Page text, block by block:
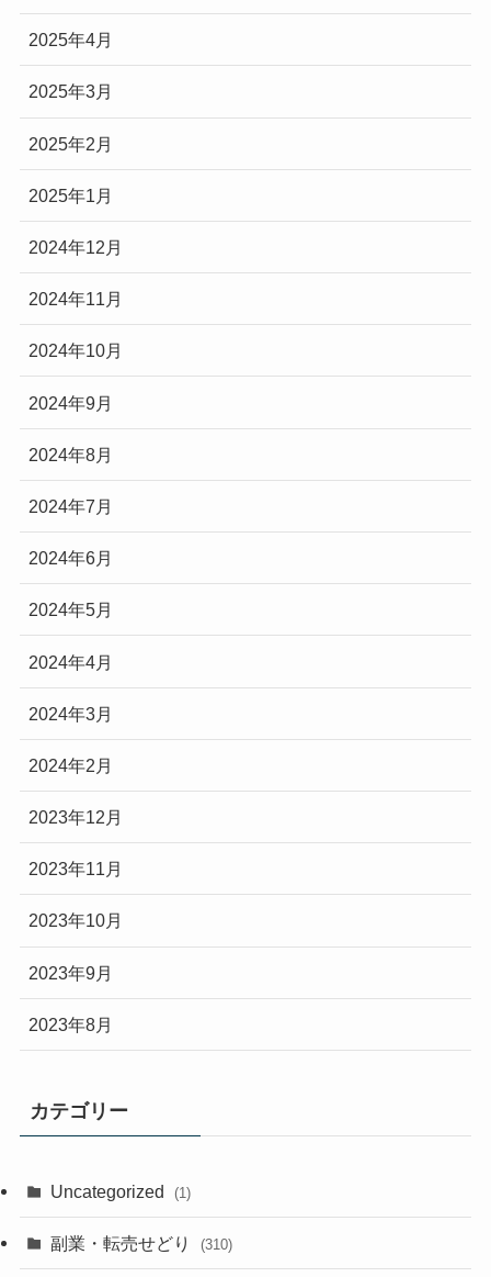
2025年4月
2025年3月
2025年2月
2025年1月
2024年12月
2024年11月
2024年10月
2024年9月
2024年8月
2024年7月
2024年6月
2024年5月
2024年4月
2024年3月
2024年2月
2023年12月
2023年11月
2023年10月
2023年9月
2023年8月
カテゴリー
Uncategorized (1)
副業・転売せどり (310)